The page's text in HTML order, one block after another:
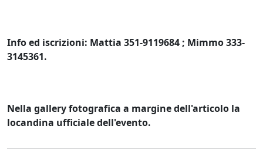
Info ed iscrizioni: Mattia 351-9119684 ; Mimmo 333-
3145361.
Nella gallery fotografica a margine dell'articolo la
locandina ufficiale dell'evento.